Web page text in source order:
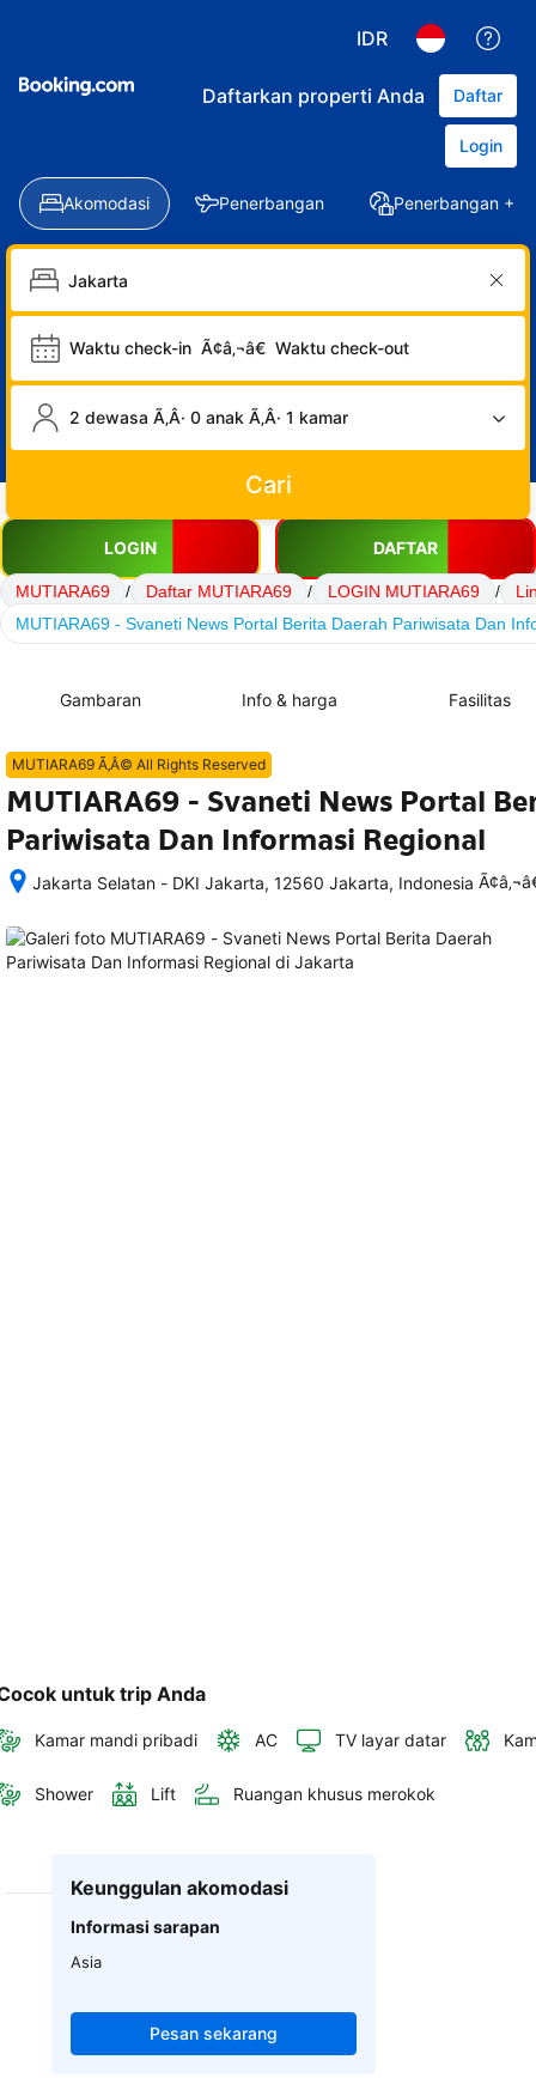
IDR
Daftarkan properti Anda Daftar
Login
Akomodasi Penerbangan Penerbangan +
Waktu check-in Ã¢â‚¬â€ Waktu check-out
2 dewasa Ã‚Â· 0 anak Ã‚Â· 1 kamar
Cari
LOGIN DAFTAR
MUTIARA69 / Daftar MUTIARA69 / LOGIN MUTIARA69 /
MUTIARA69 - Svaneti News Portal Berita Daerah Pariwisata Dan
Gambaran Info & harga Fasilitas
MUTIARA69 Ã‚Â© All Rights Reserved
MUTIARA69 - Svaneti News Portal
Pariwisata Dan Informasi Regional
Jakarta Selatan - DKI Jakarta, 12560 Jakarta, Indonesia
memesan,
semua
untuk trip Anda
Kamar mandi pribadi AC TV layar datar
Shower Lift Ruangan khusus merokok
Keunggulan akomodasi
Informasi sarapan
Asia
Pesan sekarang